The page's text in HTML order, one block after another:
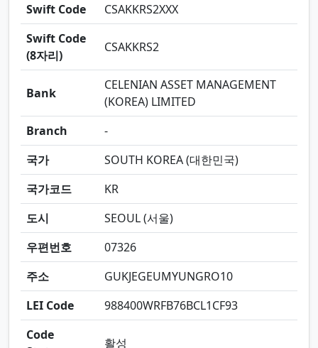
Swift Code
CSAKKRS2XXX
Swift Code
(8자리)
CSAKKRS2
Bank
CELENIAN ASSET MANAGEMENT
(KOREA) LIMITED
Branch
-
국가
SOUTH KOREA (대한민국)
국가코드
KR
도시
SEOUL (서울)
우편번호
07326
주소
GUKJEGEUMYUNGRO10
LEI Code
988400WRFB76BCL1CF93
Code
활성